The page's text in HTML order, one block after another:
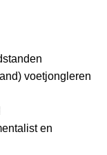
voetjongleren
en